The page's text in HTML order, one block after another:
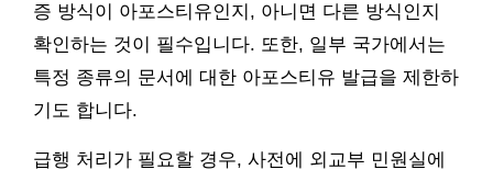
증 방식이 아포스티유인지, 아니면 다른 방식인지
확인하는 것이 필수입니다. 또한, 일부 국가에서는
특정 종류의 문서에 대한 아포스티유 발급을 제한하
기도 합니다.
급행 처리가 필요할 경우, 사전에 외교부 민원실에